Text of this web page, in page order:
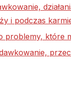
i podczas
problemy, które